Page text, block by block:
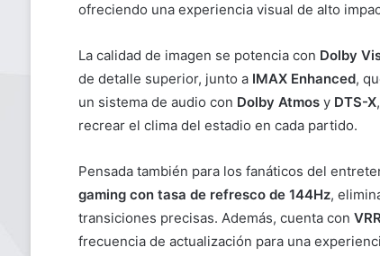
ofreciendo una experiencia visual de alto
La calidad de imagen se potencia con Dolby
de detalle superior, junto a IMAX Enhanced,
un sistema de audio con Dolby Atmosy DTS-X
recrear el clima del estadio en cada partido.
Pensada también para los fanáticos del
gaming con tasa de refresco de 144Hz,
transiciones precisas. Además, cuenta con
frecuencia de actualización para una